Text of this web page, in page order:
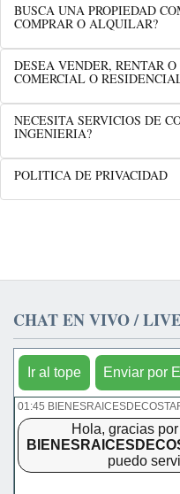
BUSCA UNA PROPIEDAD
COMPRAR O ALQUILAR?
DESEA VENDER, RENTAR
COMERCIAL O
NECESITA SERVICIOS DE
INGENIERIA?
POLITICA DE PRIVACIDAD
CHAT EN VIVO /
Ir al tope Enviar por
01:45
Hola, gracias
puedo